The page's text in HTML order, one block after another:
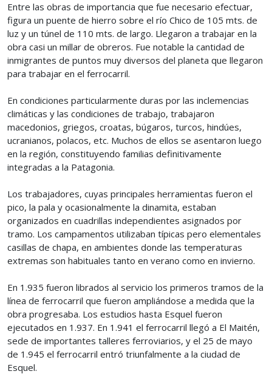
Entre las obras de importancia que fue necesario efectuar,
figura un puente de hierro sobre el río Chico de 105 mts. de
luz y un túnel de 110 mts. de largo. Llegaron a trabajar en la
obra casi un millar de obreros. Fue notable la cantidad de
inmigrantes de puntos muy diversos del planeta que llegaron
para trabajar en el ferrocarril.
En condiciones particularmente duras por las inclemencias
climáticas y las condiciones de trabajo, trabajaron
macedonios, griegos, croatas, búgaros, turcos, hindúes,
ucranianos, polacos, etc. Muchos de ellos se asentaron luego
en la región, constituyendo familias definitivamente
integradas a la Patagonia.
Los trabajadores, cuyas principales herramientas fueron el
pico, la pala y ocasionalmente la dinamita, estaban
organizados en cuadrillas independientes asignados por
tramo. Los campamentos utilizaban típicas pero elementales
casillas de chapa, en ambientes donde las temperaturas
extremas son habituales tanto en verano como en invierno.
En 1.935 fueron librados al servicio los primeros tramos de la
línea de ferrocarril que fueron ampliándose a medida que la
obra progresaba. Los estudios hasta Esquel fueron
ejecutados en 1.937. En 1.941 el ferrocarril llegó a El Maitén,
sede de importantes talleres ferroviarios, y el 25 de mayo
de 1.945 el ferrocarril entró triunfalmente a la ciudad de
Esquel.